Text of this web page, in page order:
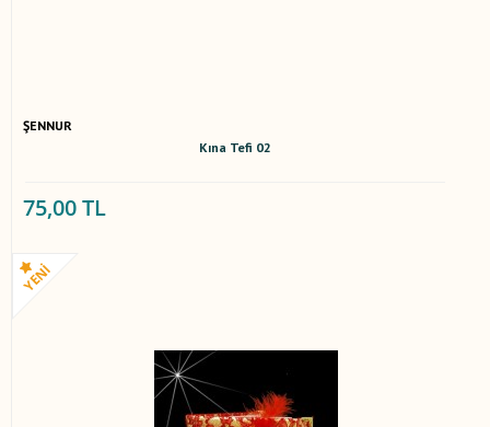
ŞENNUR
Kına Tefi 02
75,00 TL